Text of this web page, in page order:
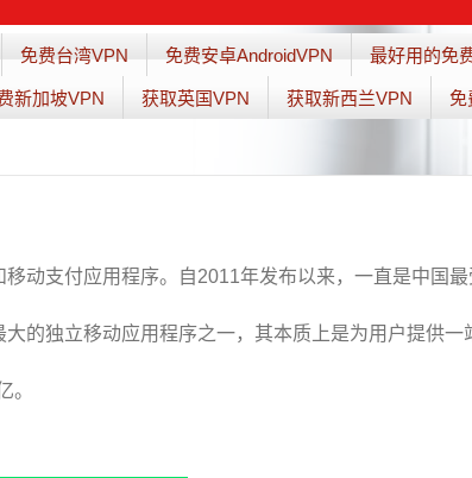
免费台湾VPN 免费安卓AndroidVPN 最好用的免
新加坡VPN 获取英国VPN 获取新西兰VPN 免
动支付应用程序。自2011年发布以来，一直是中国最
的独立移动应用程序之一，其本质上是为用户提供一
。